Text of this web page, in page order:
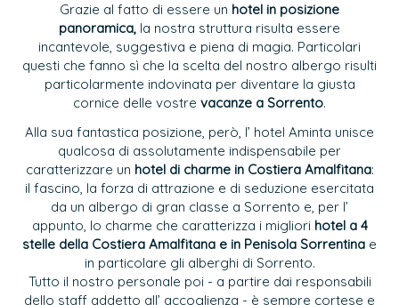
Grazie al fatto di essere un hotel in posizione
panoramica, la nostra struttura risulta essere
incantevole, suggestiva e piena di magia. Particolari
questi che fanno sì che la scelta del nostro albergo risulti
particolarmente indovinata per diventare la giusta
cornice delle vostre vacanze a Sorrento.
Alla sua fantastica posizione, però, l’ hotel Aminta unisce
qualcosa di assolutamente indispensabile per
caratterizzare un hotel di charme in Costiera Amalfitana:
il fascino, la forza di attrazione e di seduzione esercitata
da un albergo di gran classe a Sorrento e, per l’
appunto, lo charme che caratterizza i migliori hotel a 4
stelle della Costiera Amalfitana e in Penisola Sorrentina e
in particolare gli alberghi di Sorrento.
Tutto il nostro personale poi - a partire dai responsabili
dello staff addetto all’ accoglienza - è sempre cortese e